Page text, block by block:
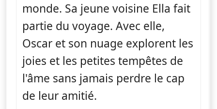
monde. Sa jeune voisine Ella fait
partie du voyage. Avec elle,
Oscar et son nuage explorent les
joies et les petites tempêtes de
l'âme sans jamais perdre le cap
de leur amitié.